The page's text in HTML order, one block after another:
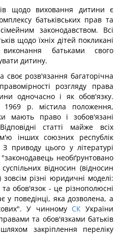
щодо виховання дитини є
батьківських прав та
законодавством. Всі
щодо їхніх дітей покликані
батьками свого
дитину.
своє розв'язання багаторічна
розгляду права
одночасно і як обов'язку.
р. містила положення,
мають право і зобов'язані
статті майже всіх
інших союзних республік
приводу цього у літературі
необґрунтовано
відносин (відносин
різні юридичні моделі:
обов'язок - це різнополюсні
у поведінці, яка дозволена, а
У чинному СКУкраїни
та обов'язками батьків
закріплення переліку